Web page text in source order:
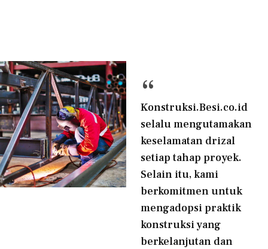
“
Konstruksi.Besi.co.id
selalu mengutamakan
keselamatan drizal
setiap tahap proyek.
Selain itu, kami
berkomitmen untuk
mengadopsi praktik
konstruksi yang
berkelanjutan dan